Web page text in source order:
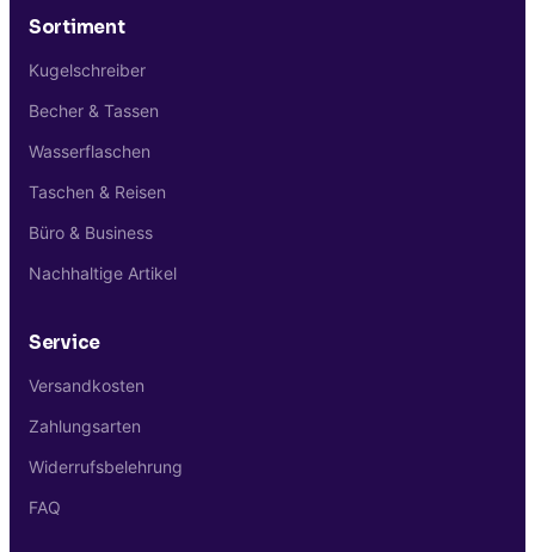
Sortiment
Kugelschreiber
Becher & Tassen
Wasserflaschen
Taschen & Reisen
Büro & Business
Nachhaltige Artikel
Service
Versandkosten
Zahlungsarten
Widerrufsbelehrung
FAQ